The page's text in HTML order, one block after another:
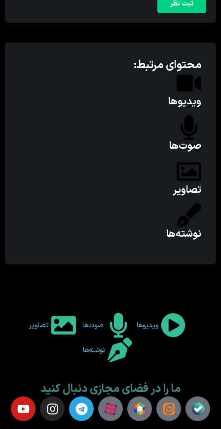
محتوای مرتبط:
ویدیوها
صوت‌ها
تصاویر
نوشته‌ها
ویدیوها صوت‌ها تصاویر
نوشته‌ها
ما را در فضای مجازی دنبال کنید